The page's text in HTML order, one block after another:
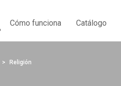
Cómo funciona Catálogo
Religión